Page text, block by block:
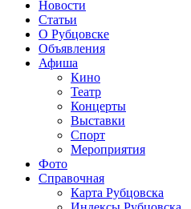
Новости
Статьи
О Рубцовске
Объявления
Афиша
Кино
Театр
Концерты
Выставки
Спорт
Мероприятия
Фото
Справочная
Карта Рубцовска